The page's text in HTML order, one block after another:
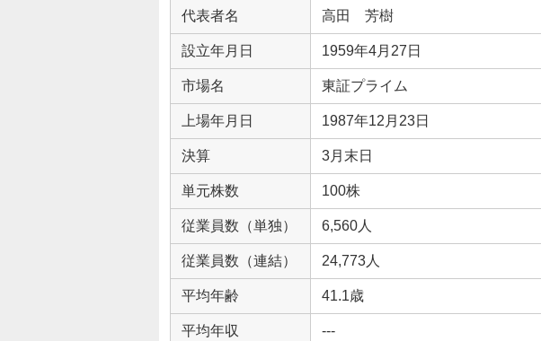
代表者名 高田 芳樹
設立年月日 1959年4月27日
市場名 東証プライム
上場年月日 1987年12月23日
決算 3月末日
単元株数 100株
従業員数（単独） 6,560人
従業員数（連結） 24,773人
平均年齢 41.1歳
平均年収 ---